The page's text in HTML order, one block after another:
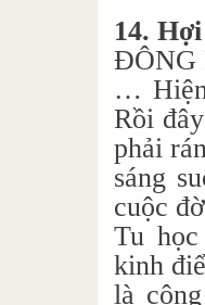
14.
ĐÔNG
… Hiện
Rồi
phải
sáng
cuộc
Tu
kinh
là